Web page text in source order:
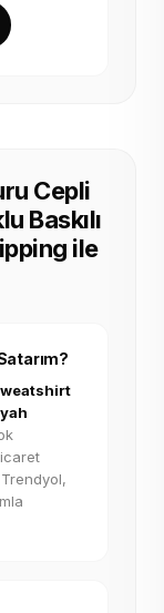
Cepli
Baskılı
ile